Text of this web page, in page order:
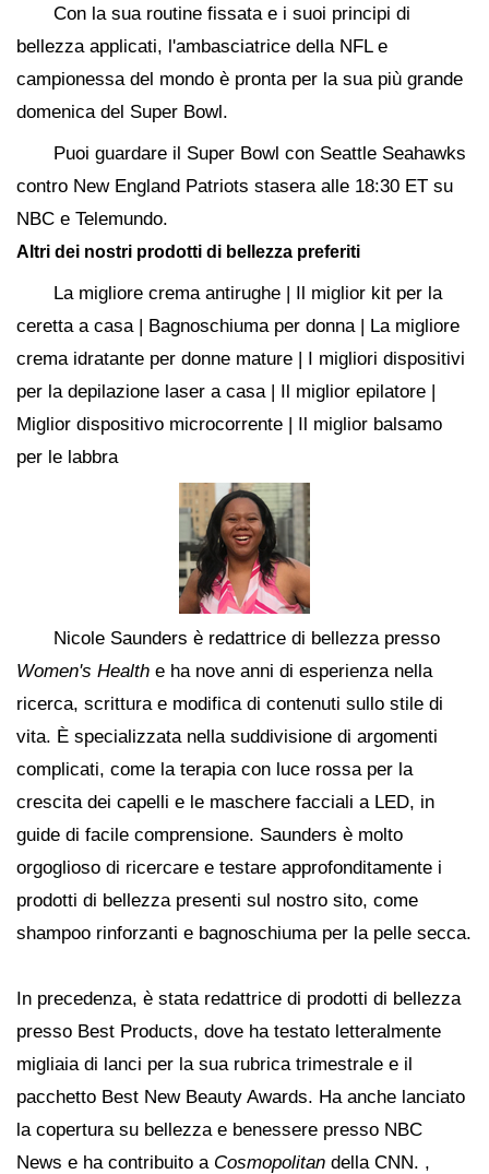
Con la sua routine fissata e i suoi principi di
bellezza applicati, l'ambasciatrice della NFL e
campionessa del mondo è pronta per la sua più grande
domenica del Super Bowl.
Puoi guardare il Super Bowl con Seattle Seahawks
contro New England Patriots stasera alle 18:30 ET su
NBC e Telemundo.
Altri dei nostri prodotti di bellezza preferiti
La migliore crema antirughe | Il miglior kit per la
ceretta a casa | Bagnoschiuma per donna | La migliore
crema idratante per donne mature | I migliori dispositivi
per la depilazione laser a casa | Il miglior epilatore |
Miglior dispositivo microcorrente | Il miglior balsamo
per le labbra
Nicole Saunders è redattrice di bellezza presso
Women's Health e ha nove anni di esperienza nella
ricerca, scrittura e modifica di contenuti sullo stile di
vita. È specializzata nella suddivisione di argomenti
complicati, come la terapia con luce rossa per la
crescita dei capelli e le maschere facciali a LED, in
guide di facile comprensione. Saunders è molto
orgoglioso di ricercare e testare approfonditamente i
prodotti di bellezza presenti sul nostro sito, come
shampoo rinforzanti e bagnoschiuma per la pelle secca.
In precedenza, è stata redattrice di prodotti di bellezza
presso Best Products, dove ha testato letteralmente
migliaia di lanci per la sua rubrica trimestrale e il
pacchetto Best New Beauty Awards. Ha anche lanciato
la copertura su bellezza e benessere presso NBC
News e ha contribuito a Cosmopolitan della CNN. ,